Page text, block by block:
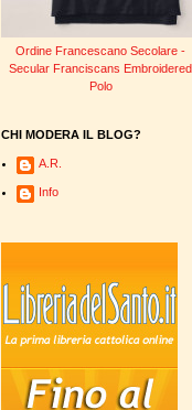
Ordine Francescano Secolare -
Secular Franciscans Embroidered
Polo
CHI MODERA IL BLOG?
A.R.
Info